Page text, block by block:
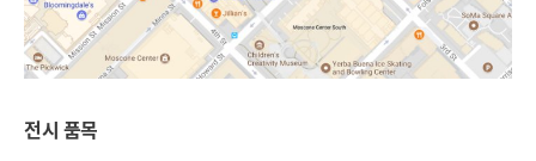
전시 품목